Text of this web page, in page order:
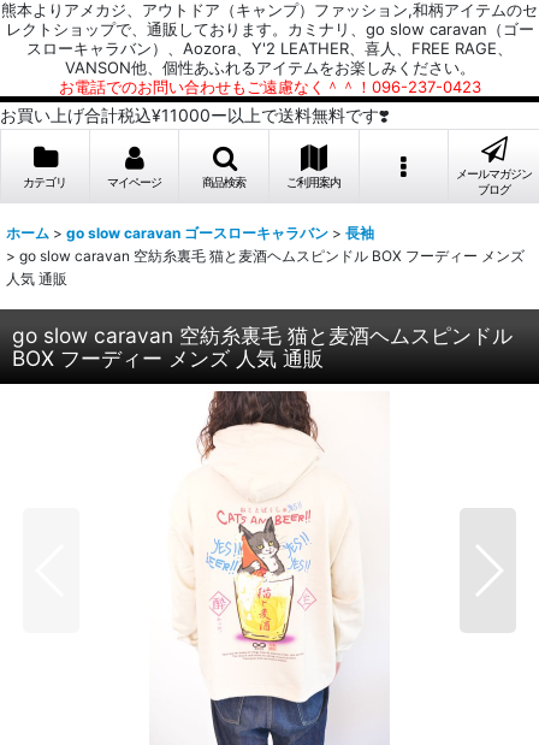
熊本よりアメカジ、アウトドア（キャンプ）ファッション,和柄アイテムのセ
レクトショップで、通販しております。カミナリ、go slow caravan（ゴー
スローキャラバン）、Aozora、Y'2 LEATHER、喜人、FREE RAGE、
VANSON他、個性あふれるアイテムをお楽しみください。
お電話でのお問い合わせもご遠慮なく＾＾！096-237-0423
お買い上げ合計税込¥11000ー以上で送料無料です❣️
カテゴリ マイページ 商品検索 ご利用案内
メールマガジン
ブログ
ホーム > go slow caravan ゴースローキャラバン > 長袖
> go slow caravan 空紡糸裏毛 猫と麦酒ヘムスピンドル BOX フーディー メンズ
人気 通販
go slow caravan 空紡糸裏毛 猫と麦酒ヘムスピンドル
BOX フーディー メンズ 人気 通販